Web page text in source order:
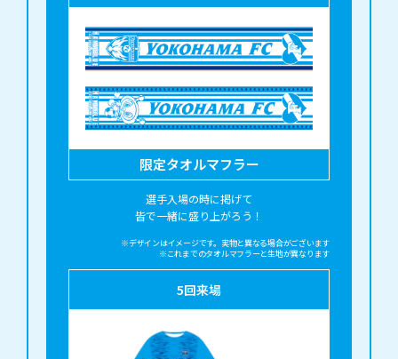
限定タオルマフラー
選手入場の時に掲げて
皆で一緒に盛り上がろう！
※デザインはイメージです。実物と異なる場合がございます
※これまでのタオルマフラーと生地が異なります
5回来場